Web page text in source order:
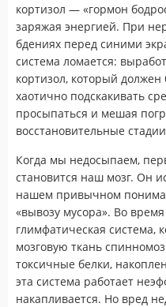
кортизол — «гормон
заряжая энергией. При
бдениях перед синими
система ломается:
кортизол, который
хаотично подскакивать
просыпаться и мешая
восстановительные
Когда мы недосыпаем,
становится наш мозг. Он
нашем привычном
«вывозу мусора». Во время
глимфатическая система,
мозговую ткань
токсичные белки,
эта система работает
накапливается. Но вред